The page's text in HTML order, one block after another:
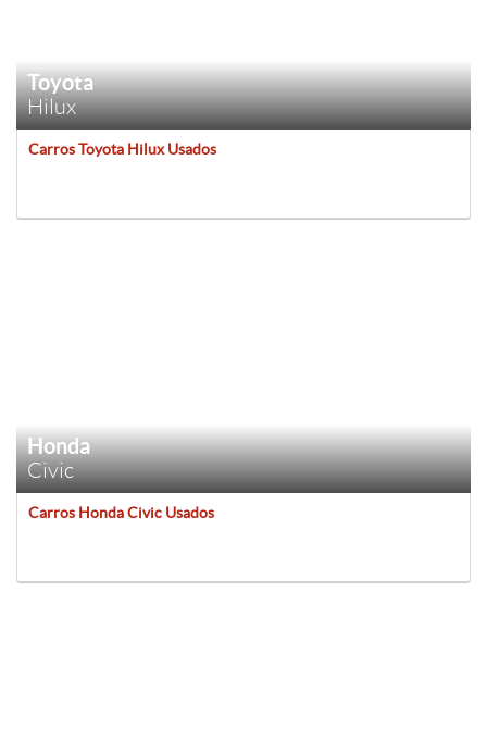
Toyota
Hilux
Carros Toyota Hilux Usados
Honda
Civic
Carros Honda Civic Usados